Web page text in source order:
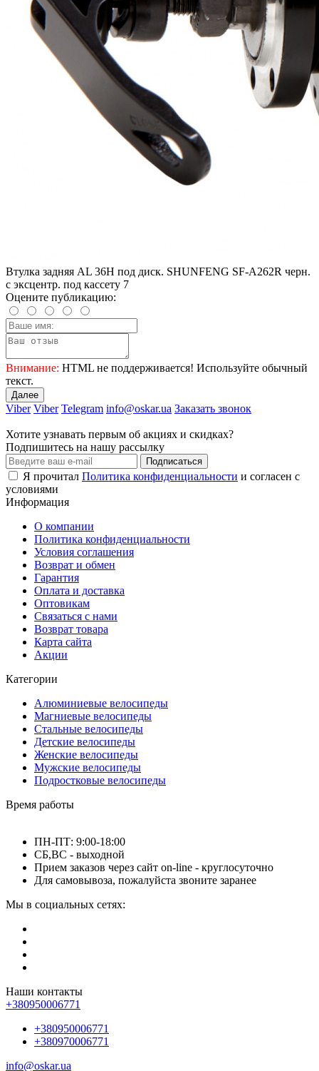
Втулка задняя AL 36H под диск. SHUNFENG SF-A262R черн.
с эксцентр. под кассету 7
Оцените публикацию:
Внимание: HTML не поддерживается! Используйте обычный
текст.
Далее
Viber Viber Telegram info@oskar.ua Заказать звонок
Хотите узнавать первым об акциях и скидках?
Подпишитесь на нашу рассылку
Подписаться
Я прочитал Политика конфиденциальности и согласен с
условиями
Информация
О компании
Политика конфиденциальности
Условия соглашения
Возврат и обмен
Гарантия
Оплата и доставка
Оптовикам
Связаться с нами
Возврат товара
Карта сайта
Акции
Категории
Алюминиевые велосипеды
Магниевые велосипеды
Стальные велосипеды
Детские велосипеды
Женские велосипеды
Мужские велосипеды
Подростковые велосипеды
Время работы
ПН-ПТ: 9:00-18:00
СБ,ВС - выходной
Прием заказов через сайт on-line - круглосуточно
Для самовывоза, пожалуйста звоните заранее
Мы в социальных сетях:
Наши контакты
+380950006771
+380950006771
+380970006771
info@oskar.ua